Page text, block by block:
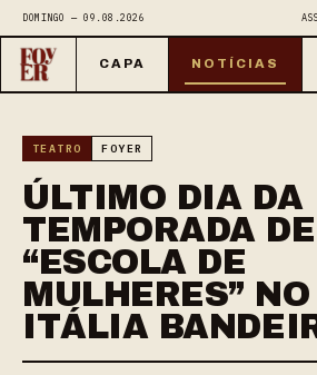
DOMINGO — 09.08.2026
CAPA NOTÍCIAS
TEATRO FOYER
ÚLTIMO DIA DA
TEMPORADA DE
“ESCOLA DE
MULHERES”
ITÁLIA